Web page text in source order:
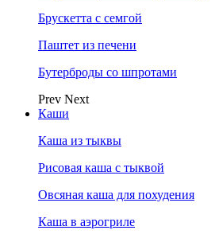
Брускетта с семгой
Паштет из печени
Бутерброды со шпротами
Prev Next
Каши
Каша из тыквы
Рисовая каша с тыквой
Овсяная каша для похудения
Каша в аэрогриле